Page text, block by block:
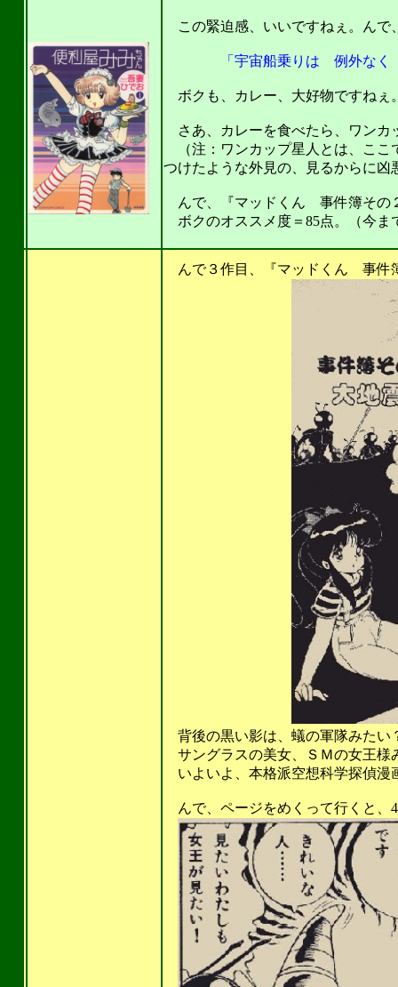
この緊迫感、いいですねぇ。んで
「宇宙船乗りは 例外なく
ボクも、カレー、大好物ですねぇ
さあ、カレーを食べたら、ワンカ
（注：ワンカップ星人とは、ここ
つけたような外見の、見るからに凶
んで、『マッドくん 事件簿その
ボクのオススメ度＝85点。（今ま
んで３作目、『マッドくん 事件
背後の黒い影は、蟻の軍隊みたい
サングラスの美女、ＳＭの女王様
いよいよ、本格派空想科学探偵漫
んで、ページをめくって行くと、